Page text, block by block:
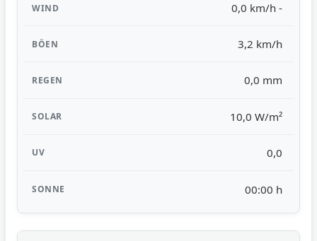
0,0 km/h -
3,2 km/h
0,0 mm
10,0 W/m²
0,0
00:00 h